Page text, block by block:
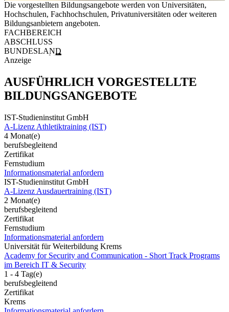
Die vorgestellten Bildungsangebote werden von Universitäten,
Hochschulen, Fachhochschulen, Privatuniversitäten oder weiteren
Bildungsanbietern angeboten.
FACHBEREICH
ABSCHLUSS
BUNDESLAND
Anzeige
AUSFÜHRLICH VORGESTELLTE
BILDUNGSANGEBOTE
IST-Studieninstitut GmbH
A-Lizenz Athletiktraining (IST)
4 Monat(e)
berufsbegleitend
Zertifikat
Fernstudium
Informationsmaterial anfordern
IST-Studieninstitut GmbH
A-Lizenz Ausdauertraining (IST)
2 Monat(e)
berufsbegleitend
Zertifikat
Fernstudium
Informationsmaterial anfordern
Universität für Weiterbildung Krems
Academy for Security and Communication - Short Track Programs
im Bereich IT & Security
1 - 4 Tag(e)
berufsbegleitend
Zertifikat
Krems